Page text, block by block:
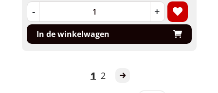
- +
In de winkelwagen
1 2